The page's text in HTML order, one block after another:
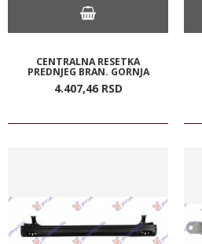
CENTRALNA RESETKA
PREDNJEG BRAN. GORNJA
4.407,46 RSD